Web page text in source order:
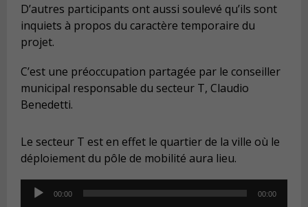
D’autres participants ont aussi soulevé qu’ils sont
inquiets à propos du caractère temporaire du
projet.
C’est une préoccupation partagée par le conseiller
municipal responsable du secteur T, Claudio
Benedetti.
Le secteur T est en effet le quartier de la ville où le
déploiement du pôle de mobilité aura lieu.
Audio
00:00 00:00